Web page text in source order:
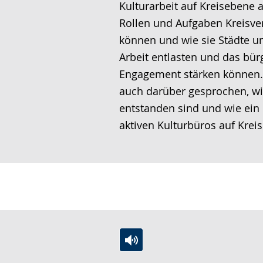
z
e
i
g
t
.
Kulturarbeit auf Kreisebene
Rollen und Aufgaben
können und wie sie Städte
Arbeit entlasten und das
Engagement stärken
auch darüber gesprochen,
entstanden sind und wie ein
aktiven Kulturbüros auf
c
h
e
w
e
c
h
s
l
U
n
t
e
r
s
t
ü
z
g
.
c
h
e
r
G
e
b
ä
d
s
p
r